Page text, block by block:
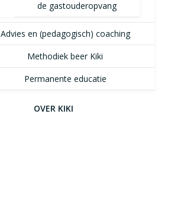
de gastouderopvang
Advies en (pedagogisch) coaching
Methodiek beer Kiki
Permanente educatie
OVER KIKI